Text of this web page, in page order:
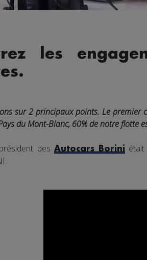
les
sur 2 principaux points. Le
du Mont-Blanc, 60% de notre flotte
des Autocars Borini